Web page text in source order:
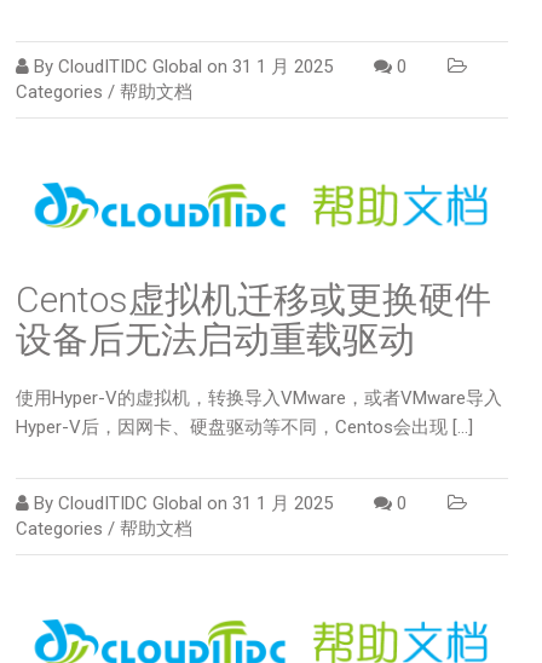
ByCloudITIDC Global on31 1 月 2025
0
Categories /帮助文档
Centos虚拟机迁移或更换硬件
设备后无法启动重载驱动
使用Hyper-V的虚拟机，转换导入VMware，或者VMware导入
Hyper-V后，因网卡、硬盘驱动等不同，Centos会出现 […]
ByCloudITIDC Global on31 1 月 2025
0
Categories /帮助文档